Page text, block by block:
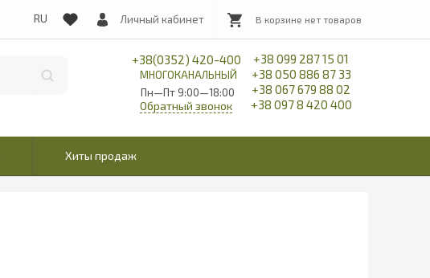
Личный кабинет
+38(0352) 420-400
МНОГОКАНАЛЬНЫЙ
Пн—Пт 9:00—18:00
+38 099 287 15 01
+38 050 886 87 33
+38 067 679 88 02
+38 097 8 420 400
Обратный звонок
Хиты продаж